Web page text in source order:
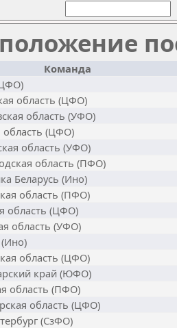
Команда
область (ЦФО)
область (УФО)
область (ЦФО)
область (УФО)
область (ПФО)
Беларусь (Ино)
область (ПФО)
область (ЦФО)
область (УФО)
область (ЦФО)
край (ЮФО)
область (ПФО)
область (ЦФО)
(СзФО)